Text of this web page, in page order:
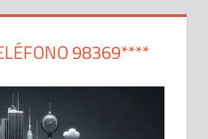
98369****